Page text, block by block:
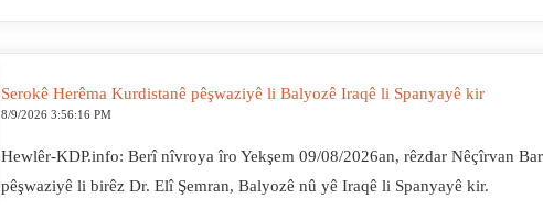
Serokê Herêma Kurdistanê pêşwaziyê li Balyozê Iraqê li Spanyayê kir
8/9/2026 3:56:16 PM
Hewlêr-KDP.info: Berî nîvroya îro Yekşem 09/08/2026an, rêzdar Nêçîrvan
pêşwaziyê li birêz Dr. Elî Şemran, Balyozê nû yê Iraqê li Spanyayê kir.